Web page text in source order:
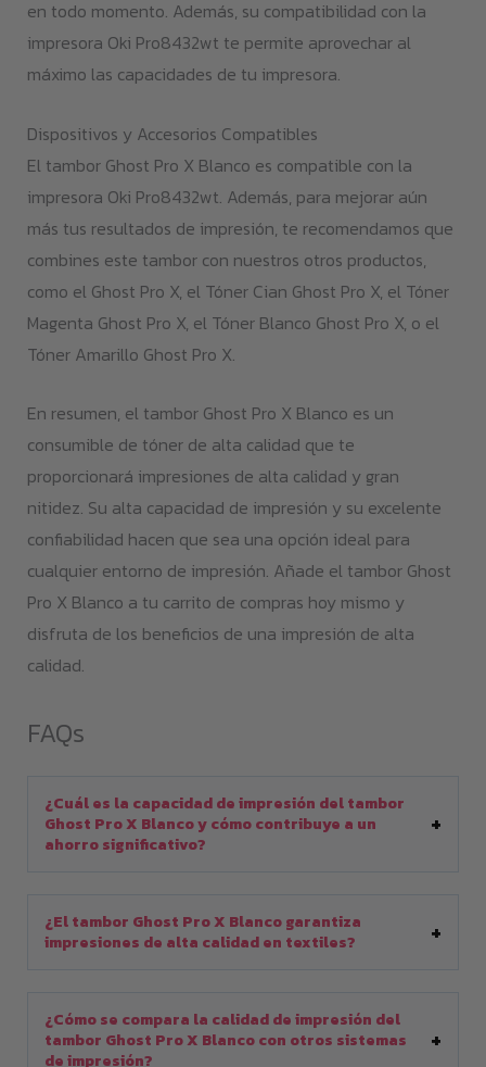
en todo momento. Además, su compatibilidad con la
impresora Oki Pro8432wt te permite aprovechar al
máximo las capacidades de tu impresora.
Dispositivos y Accesorios Compatibles
El tambor Ghost Pro X Blanco es compatible con la
impresora Oki Pro8432wt. Además, para mejorar aún
más tus resultados de impresión, te recomendamos que
combines este tambor con nuestros otros productos,
como el Ghost Pro X, el Tóner Cian Ghost Pro X, el Tóner
Magenta Ghost Pro X, el Tóner Blanco Ghost Pro X, o el
Tóner Amarillo Ghost Pro X.
En resumen, el tambor Ghost Pro X Blanco es un
consumible de tóner de alta calidad que te
proporcionará impresiones de alta calidad y gran
nitidez. Su alta capacidad de impresión y su excelente
confiabilidad hacen que sea una opción ideal para
cualquier entorno de impresión. Añade el tambor Ghost
Pro X Blanco a tu carrito de compras hoy mismo y
disfruta de los beneficios de una impresión de alta
calidad.
FAQs
¿Cuál es la capacidad de impresión del tambor
Ghost Pro X Blanco y cómo contribuye a un
ahorro significativo?
¿El tambor Ghost Pro X Blanco garantiza
impresiones de alta calidad en textiles?
¿Cómo se compara la calidad de impresión del
tambor Ghost Pro X Blanco con otros sistemas
de impresión?